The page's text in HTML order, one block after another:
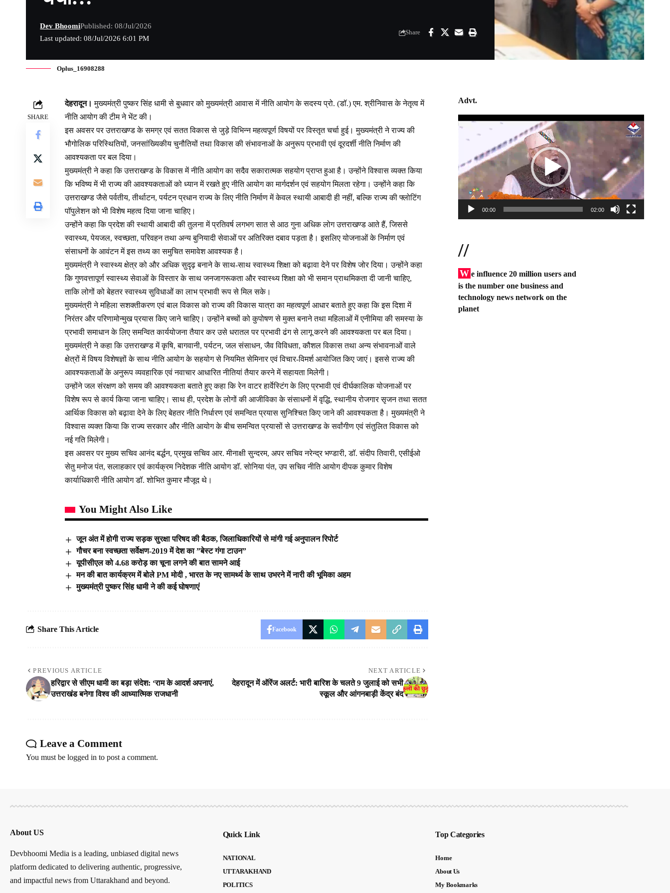
Last updated: 08/Jul/2026 6:01 PM
Dev BhoomiPublished: 08/Jul/2026
Share
Oplus_16908288
SHARE
देहरादून। मुख्यमंत्री पुष्कर सिंह धामी से बुधवार को मुख्यमंत्री आवास में नीति आयोग के सदस्य प्रो. (डॉ.) एम. श्रीनिवास के नेतृत्व में
नीति आयोग की टीम ने भेंट की।
इस अवसर पर उत्तराखण्ड के समग्र एवं सतत विकास से जुड़े विभिन्न महत्वपूर्ण विषयों पर विस्तृत चर्चा हुई। मुख्यमंत्री ने राज्य की
भौगोलिक परिस्थितियों, जनसांख्यिकीय चुनौतियों तथा विकास की संभावनाओं के अनुरूप प्रभावी एवं दूरदर्शी नीति निर्माण की
आवश्यकता पर बल दिया।
मुख्यमंत्री ने कहा कि उत्तराखण्ड के विकास में नीति आयोग का सदैव सकारात्मक सहयोग प्राप्त हुआ है। उन्होंने विश्वास व्यक्त किया
कि भविष्य में भी राज्य की आवश्यकताओं को ध्यान में रखते हुए नीति आयोग का मार्गदर्शन एवं सहयोग मिलता रहेगा। उन्होंने कहा कि
उत्तराखण्ड जैसे पर्वतीय, तीर्थाटन, पर्यटन प्रधान राज्य के लिए नीति निर्माण में केवल स्थायी आबादी ही नहीं, बल्कि राज्य की फ्लोटिंग
पॉपुलेशन को भी विशेष महत्व दिया जाना चाहिए।
उन्होंने कहा कि प्रदेश की स्थायी आबादी की तुलना में प्रतिवर्ष लगभग सात से आठ गुना अधिक लोग उत्तराखण्ड आते हैं, जिससे
स्वास्थ्य, पेयजल, स्वच्छता, परिवहन तथा अन्य बुनियादी सेवाओं पर अतिरिक्त दबाव पड़ता है। इसलिए योजनाओं के निर्माण एवं
संसाधनों के आवंटन में इस तथ्य का समुचित समावेश आवश्यक है।
मुख्यमंत्री ने स्वास्थ्य क्षेत्र को और अधिक सुदृढ़ बनाने के साथ-साथ स्वास्थ्य शिक्षा को बढ़ावा देने पर विशेष जोर दिया। उन्होंने कहा
कि गुणवत्तापूर्ण स्वास्थ्य सेवाओं के विस्तार के साथ जनजागरूकता और स्वास्थ्य शिक्षा को भी समान प्राथमिकता दी जानी चाहिए,
ताकि लोगों को बेहतर स्वास्थ्य सुविधाओं का लाभ प्रभावी रूप से मिल सके।
मुख्यमंत्री ने महिला सशक्तीकरण एवं बाल विकास को राज्य की विकास यात्रा का महत्वपूर्ण आधार बताते हुए कहा कि इस दिशा में
निरंतर और परिणामोन्मुख प्रयास किए जाने चाहिए। उन्होंने बच्चों को कुपोषण से मुक्त बनाने तथा महिलाओं में एनीमिया की समस्या के
प्रभावी समाधान के लिए समन्वित कार्ययोजना तैयार कर उसे धरातल पर प्रभावी ढंग से लागू करने की आवश्यकता पर बल दिया।
मुख्यमंत्री ने कहा कि उत्तराखण्ड में कृषि, बागवानी, पर्यटन, जल संसाधन, जैव विविधता, कौशल विकास तथा अन्य संभावनाओं वाले
क्षेत्रों में विषय विशेषज्ञों के साथ नीति आयोग के सहयोग से नियमित सेमिनार एवं विचार-विमर्श आयोजित किए जाएं। इससे राज्य की
आवश्यकताओं के अनुरूप व्यवहारिक एवं नवाचार आधारित नीतियां तैयार करने में सहायता मिलेगी।
उन्होंने जल संरक्षण को समय की आवश्यकता बताते हुए कहा कि रेन वाटर हार्वेस्टिंग के लिए प्रभावी एवं दीर्घकालिक योजनाओं पर
विशेष रूप से कार्य किया जाना चाहिए। साथ ही, प्रदेश के लोगों की आजीविका के संसाधनों में वृद्धि, स्थानीय रोजगार सृजन तथा सतत
आर्थिक विकास को बढ़ावा देने के लिए बेहतर नीति निर्धारण एवं समन्वित प्रयास सुनिश्चित किए जाने की आवश्यकता है। मुख्यमंत्री ने
विश्वास व्यक्त किया कि राज्य सरकार और नीति आयोग के बीच समन्वित प्रयासों से उत्तराखण्ड के सर्वांगीण एवं संतुलित विकास को
नई गति मिलेगी।
इस अवसर पर मुख्य सचिव आनंद बर्द्धन, प्रमुख सचिव आर. मीनाक्षी सुन्दरम, अपर सचिव नरेन्द्र भण्डारी, डॉ. संदीप तिवारी, एसीईओ
सेतु मनोज पंत, सलाहकार एवं कार्यक्रम निदेशक नीति आयोग डॉ. सोनिया पंत, उप सचिव नीति आयोग दीपक कुमार विशेष
कार्याधिकारी नीति आयोग डॉ. शोभित कुमार मौजूद थे।
You Might Also Like
जून अंत में होगी राज्य सड़क सुरक्षा परिषद की बैठक, जिलाधिकारियों से मांगी गई अनुपालन रिपोर्ट
गौचर बना स्वच्छता सर्वेक्षण-2019 में देश का ”बेस्ट गंगा टाउन”
यूपीसीएल को 4.68 करोड़ का चूना लगने की बात सामने आई
मन की बात कार्यक्रम में बोले PM मोदी , भारत के नए सामर्थ्य के साथ उभरने में नारी की भूमिका अहम
मुख्यमंत्री पुष्कर सिंह धामी ने की कई घोषणाएं
Share This Article Facebook
PREVIOUS ARTICLE
हरिद्वार से सीएम धामी का बड़ा संदेश: ‘राम के आदर्श अपनाएं,
उत्तराखंड बनेगा विश्व की आध्यात्मिक राजधानी
NEXT ARTICLE
देहरादून में ऑरेंज अलर्ट: भारी बारिश के चलते 9 जुलाई को सभी
स्कूल और आंगनबाड़ी केंद्र बंद
Leave a Comment
You must be logged in to post a comment.
Advt.
Video
00:00 02:00
//
W e influence 20 million users and
is the number one business and
technology news network on the
planet
About US
Devbhoomi Media is a leading, unbiased digital news
platform dedicated to delivering authentic, progressive,
and impactful news from Uttarakhand and beyond.
Quick Link
NATIONAL
UTTARAKHAND
POLITICS
Top Categories
Home
About Us
My Bookmarks